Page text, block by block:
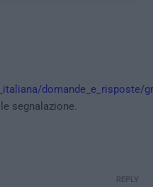
domande_e_risposte/
segnalazione.
REPLY